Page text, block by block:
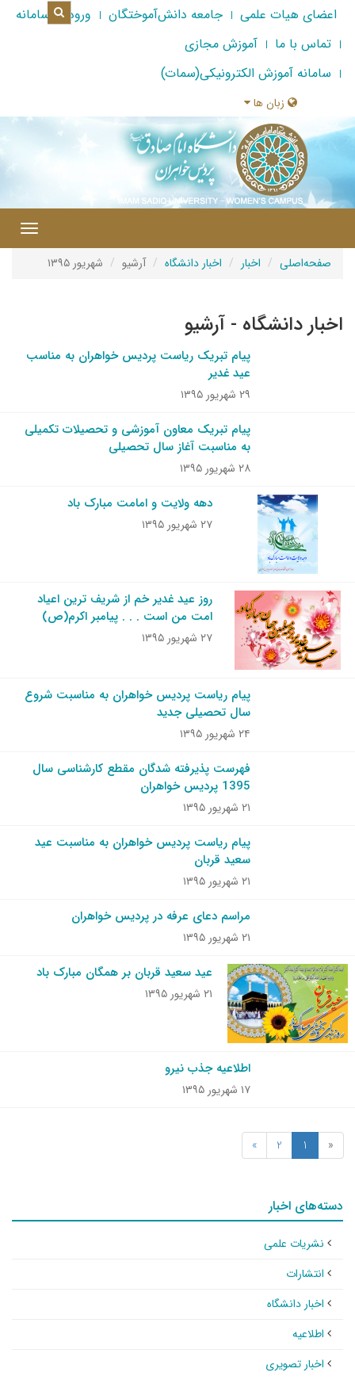
اعضای هیات علمی جامعه دانش‌آموختگان
ورود به سامانه
تماس با ما
آموزش مجازی
سامانه آموزش الکترونیکی(سمات)
زبان ها
صفحه‌اصلی اخبار اخبار دانشگاه آرشیو شهریور ۱۳۹۵
اخبار دانشگاه - آرشیو
پیام تبریک ریاست پردیس خواهران به مناسب
عید غدیر
۲۹ شهریور ۱۳۹۵
پیام تبریک معاون آموزشی و تحصیلات تکمیلی
به مناسبت آغاز سال تحصیلی
۲۸ شهریور ۱۳۹۵
دهه ولایت و امامت مبارک باد
۲۷ شهریور ۱۳۹۵
روز عید غدیر خم از شریف ترین اعیاد
امت من است . . . پیامبر اکرم(ص)
۲۷ شهریور ۱۳۹۵
پیام ریاست پردیس خواهران به مناسبت شروع
سال تحصیلی جدید
۲۴ شهریور ۱۳۹۵
فهرست پذیرفته شدگان مقطع کارشناسی سال
1395 پردیس خواهران
۲۱ شهریور ۱۳۹۵
پیام ریاست پردیس خواهران به مناسبت عید
سعید قربان
۲۱ شهریور ۱۳۹۵
مراسم دعای عرفه در پردیس خواهران
۲۱ شهریور ۱۳۹۵
عید سعید قربان بر همگان مبارک باد
۲۱ شهریور ۱۳۹۵
اطلاعیه جذب نیرو
۱۷ شهریور ۱۳۹۵
«
1
2
»
دسته‌های اخبار
نشریات علمی
انتشارات
اخبار دانشگاه
اطلاعیه
اخبار تصویری